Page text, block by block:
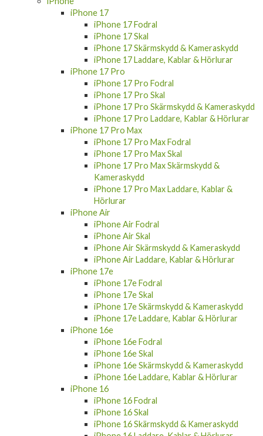
iPhone 17
iPhone 17 Fodral
iPhone 17 Skal
iPhone 17 Skärmskydd & Kameraskydd
iPhone 17 Laddare, Kablar & Hörlurar
iPhone 17 Pro
iPhone 17 Pro Fodral
iPhone 17 Pro Skal
iPhone 17 Pro Skärmskydd & Kameraskydd
iPhone 17 Pro Laddare, Kablar & Hörlurar
iPhone 17 Pro Max
iPhone 17 Pro Max Fodral
iPhone 17 Pro Max Skal
iPhone 17 Pro Max Skärmskydd &
Kameraskydd
iPhone 17 Pro Max Laddare, Kablar &
Hörlurar
iPhone Air
iPhone Air Fodral
iPhone Air Skal
iPhone Air Skärmskydd & Kameraskydd
iPhone Air Laddare, Kablar & Hörlurar
iPhone 17e
iPhone 17e Fodral
iPhone 17e Skal
iPhone 17e Skärmskydd & Kameraskydd
iPhone 17e Laddare, Kablar & Hörlurar
iPhone 16e
iPhone 16e Fodral
iPhone 16e Skal
iPhone 16e Skärmskydd & Kameraskydd
iPhone 16e Laddare, Kablar & Hörlurar
iPhone 16
iPhone 16 Fodral
iPhone 16 Skal
iPhone 16 Skärmskydd & Kameraskydd